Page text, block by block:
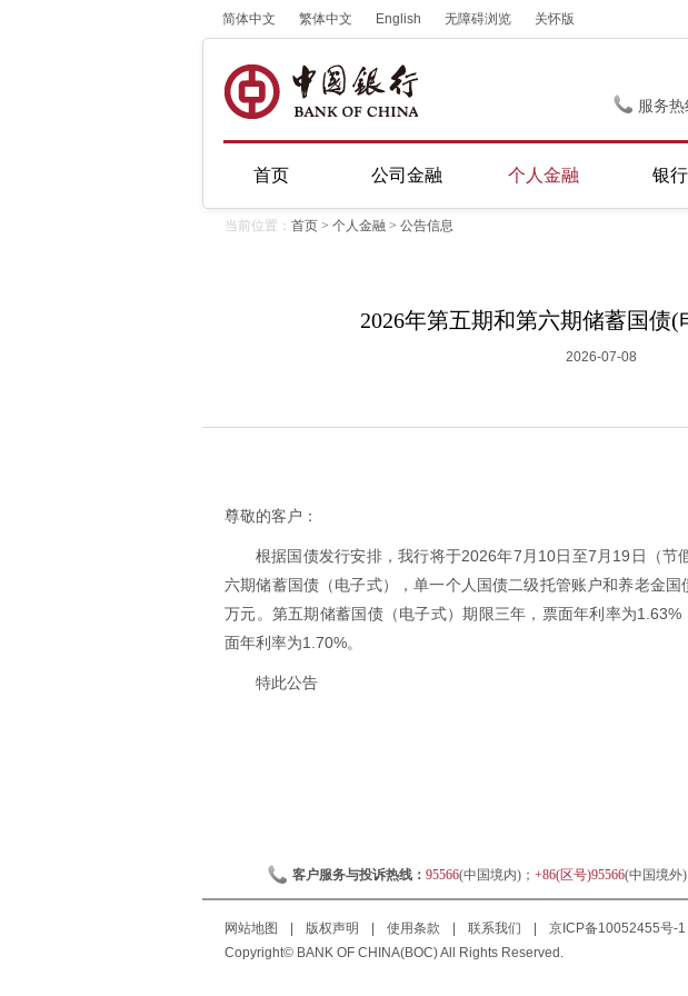
简体中文 繁体中文 English 无障碍浏览 关怀版
服务热
首页 公司金融 个人金融 银
当前位置： 首页 > 个人金融 > 公告信息
2026年第五期和第六期储蓄国债
2026-07-08
尊敬的客户：
根据国债发行安排，我行将于2026年7月10日至7月19日（节
六期储蓄国债（电子式），单一个人国债二级托管账户和养老金
万元。第五期储蓄国债（电子式）期限三年，票面年利率为
面年利率为1.70%。
特此公告
客户服务与投诉热线： 95566(中国境内)； +86(区号)95566(中国境外)
网站地图 版权声明 使用条款 联系我们 京ICP备10052455号-1
Copyright© BANK OF CHINA(BOC) All Rights Reserved.